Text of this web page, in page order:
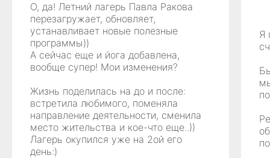
О, да! Летний лагерь Павла Ракова
перезагружает, обновляет,
устанавливает новые полезные
программы))
А сейчас еще и йога добавлена,
вообще супер! Мои изменения?
Жизнь поделилась на до и после:
встретила любимого, поменяла
направление деятельности, сменила
место жительства и кое-что еще..))
Лагерь окупился уже на 2ой его
день:)
Я